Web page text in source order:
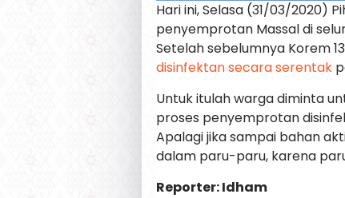
Hari ini, Selasa (31/03/2020)
penyemprotan Massal di
Setelah sebelumnya Korem
disinfektan secara serentak
Untuk itulah warga diminta
proses penyemprotan
Apalagi jika sampai bahan
dalam paru-paru, karena
Reporter: Idham